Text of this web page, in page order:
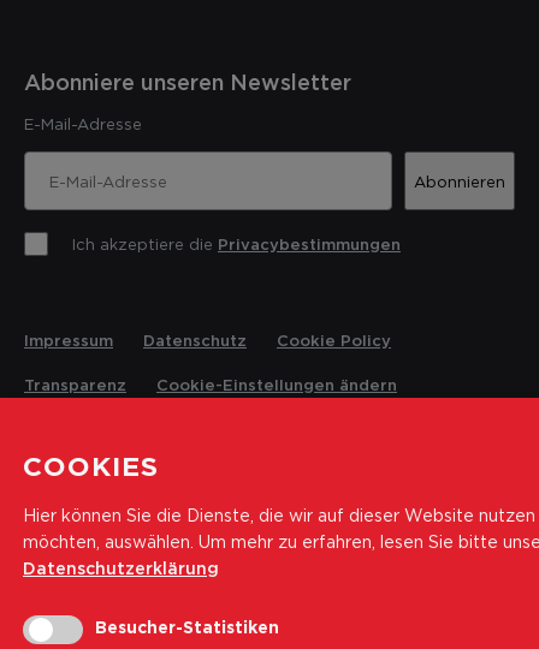
Abonniere unseren Newsletter
E-Mail-Adresse
Abonnieren
Ich akzeptiere die Privacybestimmungen
© 2026 Landesrettungsverein Weisses Kreuz
Impressum Datenschutz Cookie Policy
Transparenz Cookie-Einstellungen ändern
COOKIES
Hier können Sie die Dienste, die wir auf dieser Website nutzen
möchten, auswählen. Um mehr zu erfahren, lesen Sie bitte
Datenschutzerklärung
Besucher-Statistiken